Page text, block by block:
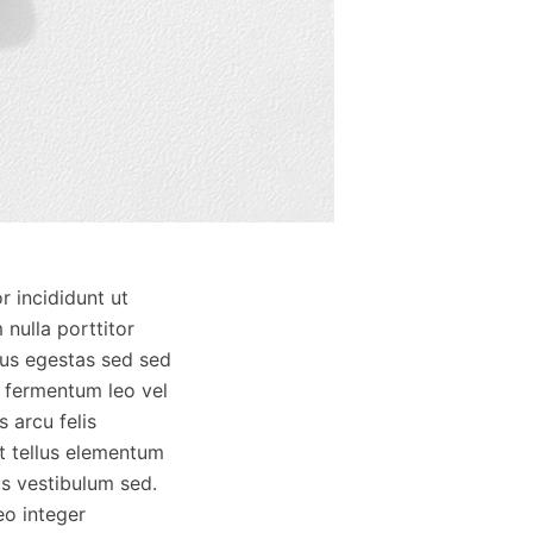
incididunt ut
nulla porttitor
egestas sed sed
leo vel
arcu felis
tellus elementum
vestibulum sed.
integer